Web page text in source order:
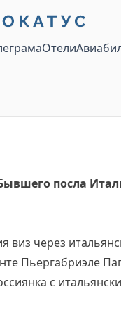
Отели
посла
виз через
Пьергабриэле
с